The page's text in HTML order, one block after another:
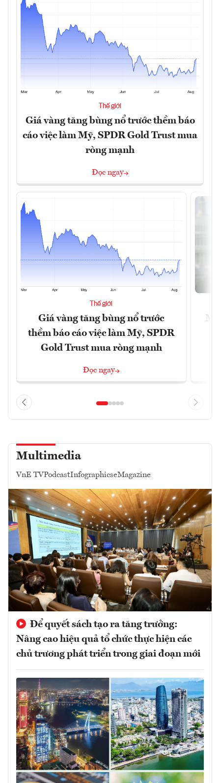
Thế giới
Giá vàng tăng bùng nổ trước thềm báo
cáo việc làm Mỹ, SPDR Gold Trust mua
ròng mạnh
Đọc ngay
Thế giới
Giá vàng tăng bùng nổ trước
thềm báo cáo việc làm Mỹ, SPDR
Gold Trust mua ròng mạnh
Đọc ngay
Multimedia
VnE TVPodcastInfographicseMagazine
Để quyết sách tạo ra tăng trưởng:
Nâng cao hiệu quả tổ chức thực hiện các
chủ trương phát triển trong giai đoạn mới